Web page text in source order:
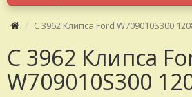
C 3962 Клипса Ford W709010S300
C 3962 Клипса
W709010S300